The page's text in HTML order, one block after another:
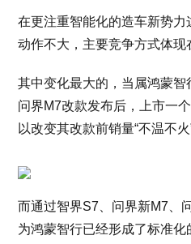
在更注重智能化的造车新势
动作不大，主要竞争方式体现
其中变化最大的，当属鸿蒙
问界M7改款发布后，上市一
以改变其改款前销量“不温不火
而通过智界S7、问界新M7、
为鸿蒙智行已经形成了标准